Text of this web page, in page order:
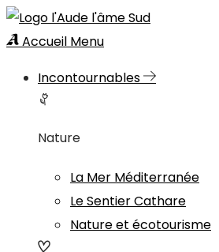
Accueil Menu
Incontournables
Nature
La Mer Méditerranée
Le Sentier Cathare
Nature et écotourisme